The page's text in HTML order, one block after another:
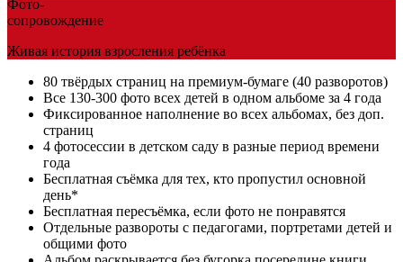
Фото-
сопровождение
Живая история взросления ребёнка
80 твёрдых страниц на премиум-бумаге (40 разворотов)
Все 130-300 фото всех детей в одном альбоме за 4 года
Фиксированное наполнение во всех альбомах, без доп.
страниц
4 фотосессии в детском саду в разные период времени
года
Бесплатная съёмка для тех, кто пропустил основной
день*
Бесплатная пересъёмка, если фото не понравятся
Отдельные развороты с педагогами, портретами детей и
общими фото